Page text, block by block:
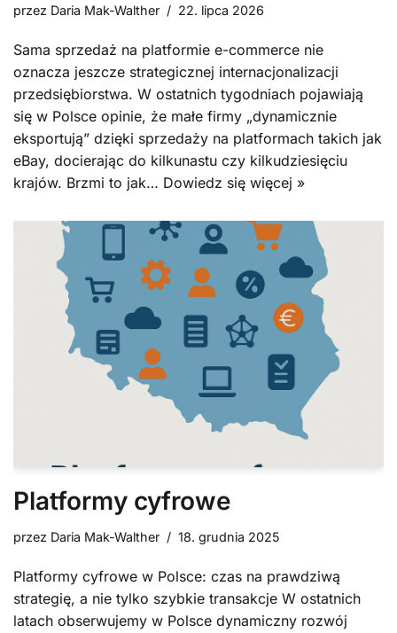
przez Daria Mak-Walther 22. lipca 2026
Sama sprzedaż na platformie e-commerce nie
oznacza jeszcze strategicznej internacjonalizacji
przedsiębiorstwa. W ostatnich tygodniach pojawiają
się w Polsce opinie, że małe firmy „dynamicznie
eksportują” dzięki sprzedaży na platformach takich jak
eBay, docierając do kilkunastu czy kilkudziesięciu
krajów. Brzmi to jak… Dowiedz się więcej »
Platformy cyfrowe
przez Daria Mak-Walther 18. grudnia 2025
Platformy cyfrowe w Polsce: czas na prawdziwą
strategię, a nie tylko szybkie transakcje W ostatnich
latach obserwujemy w Polsce dynamiczny rozwój